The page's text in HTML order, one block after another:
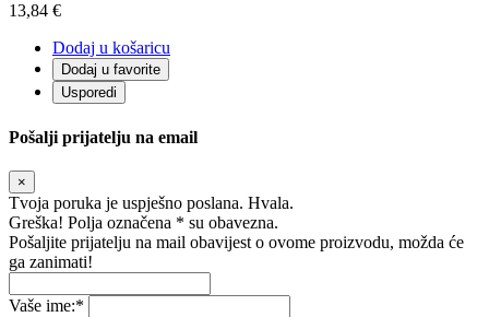
13,84 €
Dodaj u košaricu
Dodaj u favorite
Usporedi
Pošalji prijatelju na email
×
Tvoja poruka je uspješno poslana. Hvala.
Greška! Polja označena * su obavezna.
Pošaljite prijatelju na mail obavijest o ovome proizvodu, možda će
ga zanimati!
Vaše ime:*